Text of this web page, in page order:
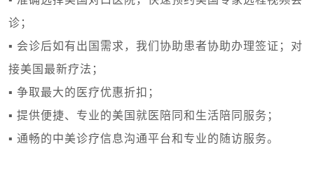
诊；
▪ 会诊后如有出国需求，我们协助患者协助办理签证；对
接美国最新疗法；
▪ 争取最大的医疗优惠折扣；
▪ 提供便捷、专业的美国就医陪同和生活陪同服务；
▪ 通畅的中美诊疗信息沟通平台和专业的随访服务。